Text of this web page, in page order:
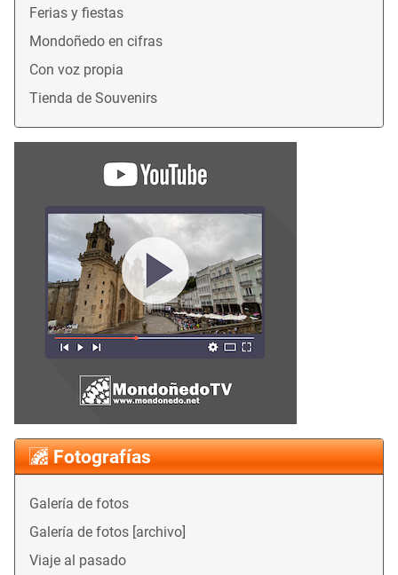
Ferias y fiestas
Mondoñedo en cifras
Con voz propia
Tienda de Souvenirs
Fotografías
Galería de fotos
Galería de fotos [archivo]
Viaje al pasado